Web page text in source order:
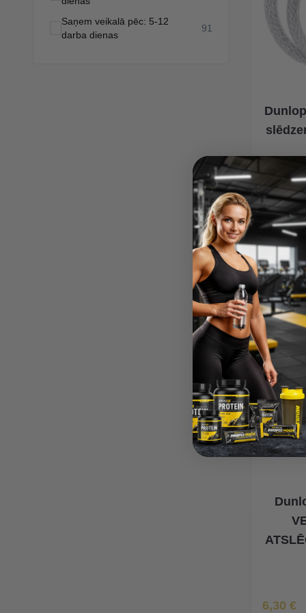
Saņem veikalā pēc: 5-12
darba dienas
91 products available
Īpaša
4,76 €
6,80 €
Īpaša
6,30 €